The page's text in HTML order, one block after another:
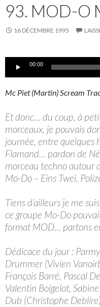
93. MOD-O
16 DÉCEMBRE 1995
Lecteur00:00
Mc Piet (Martin) Scream
Et donc… du coup, à
morceaux, je pouvais
journée, entre quelques
Flamand… pardon de
morceau techno autour
Mo-Do – Eins Twei,
Tiens d’ailleurs je me
ce groupe Mo-Do
format MOD… partons
Dédicace du jour :
Drummer (Vivien
François Barré, Pascal
Valentin Boigelot,
Dub (Christophe